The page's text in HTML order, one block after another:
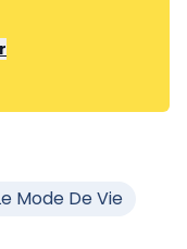
Mode De Vie